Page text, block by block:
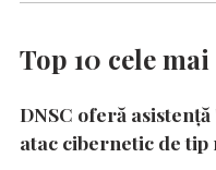
Top 10 cele
DNSC oferă
atac cibernetic de